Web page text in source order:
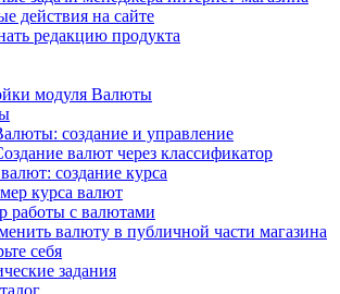
действия на сайте
редакцию продукта
модуля Валюты
создание и управление
валют через классификатор
создание курса
курса валют
работы с валютами
валюту в публичной части магазина
себя
задания